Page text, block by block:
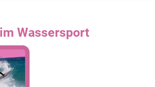
Wassersport